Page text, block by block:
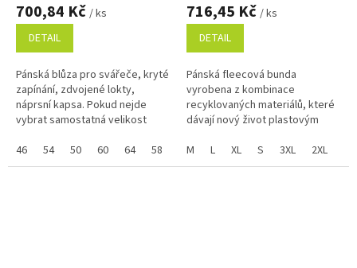
700,84 Kč / ks
DETAIL
Pánská blůza pro svářeče, kryté
zapínání, zdvojené lokty,
náprsní kapsa. Pokud nejde
vybrat samostatná velikost
skupinově, napište ji do
poznámky na...
46 54 50 60 64 58 48 52 56 62
716,45 Kč / ks
DETAIL
Pánská fleecová bunda
vyrobena z kombinace
recyklovaných materiálů, které
dávají nový život plastovým
bundy bylo využito 60 kusů PET
lahví. Je...
M L XL S 3XL 2XL